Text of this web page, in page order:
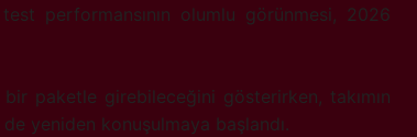
performansının olumlu görünmesi, 2026
paketle girebileceğini gösterirken, takımın
yeniden konuşulmaya başlandı.